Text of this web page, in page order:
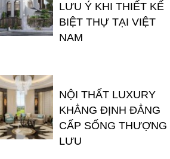
LƯU Ý KHI THIẾT KẾ
BIỆT THỰ TẠI VIỆT
NAM
NỘI THẤT LUXURY
KHẲNG ĐỊNH ĐẲNG
CẤP SỐNG THƯỢNG
LƯU